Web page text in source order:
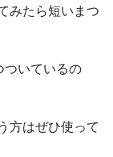
みたら短いまつ
ついているの
方はぜひ使って